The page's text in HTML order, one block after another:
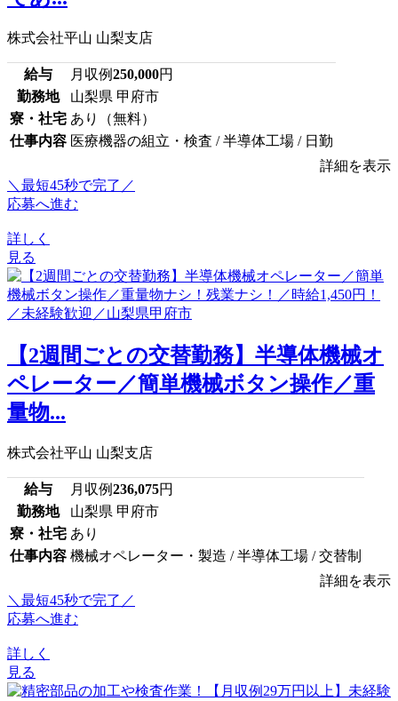
株式会社平山 山梨支店
給与 月収例250,000円
勤務地
山梨県 甲府市
寮・社宅 あり（無料）
仕事内容 医療機器の組立・検査 / 半導体工場 / 日勤
詳細を表示
＼最短45秒で完了／
応募へ進む
詳しく
見る
【2週間ごとの交替勤務】半導体機械オ
ペレーター／簡単機械ボタン操作／重
量物...
株式会社平山 山梨支店
給与 月収例236,075円
勤務地
山梨県 甲府市
寮・社宅 あり
仕事内容 機械オペレーター・製造 / 半導体工場 / 交替制
詳細を表示
＼最短45秒で完了／
応募へ進む
詳しく
見る